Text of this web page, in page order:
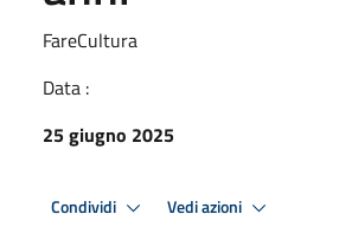
FareCultura
Data :
25 giugno 2025
Condividi Vedi azioni